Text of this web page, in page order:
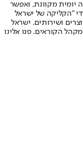
יומית מקוונת, ואפשר
"הקליקה של ישראל
ושירותים. ישראל
הקוראים. פנו אלינו